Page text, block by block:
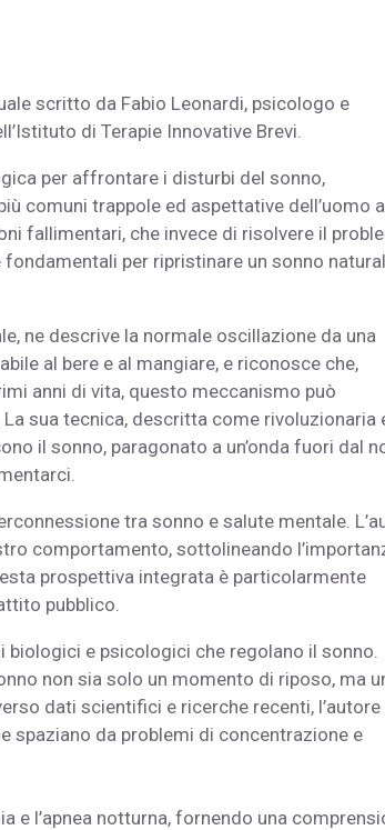
scritto da Fabio Leonardi, psicologo e
di Terapie Innovative Brevi.
per affrontare i disturbi del sonno,
comuni trappole ed aspettative dell’uomo
fallimentari, che invece di risolvere il
per ripristinare un sonno
ne descrive la normale oscillazione da una
al bere e al mangiare, e riconosce che,
anni di vita, questo meccanismo può
sua tecnica, descritta come rivoluzionaria
il sonno, paragonato a un’onda fuori dal
tra sonno e salute mentale.
comportamento, sottolineando
prospettiva integrata è particolarmente
pubblico.
biologici e psicologici che regolano il sonno.
non sia solo un momento di riposo, ma
dati scientifici e ricerche recenti, l’autore
spaziano da problemi di concentrazione e
e l’apnea notturna, fornendo una